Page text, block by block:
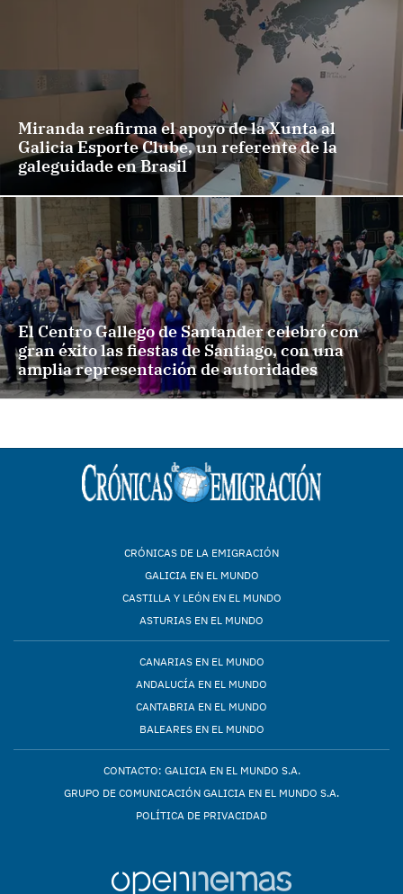
Miranda reafirma el apoyo de la Xunta al
Galicia Esporte Clube, un referente de la
galeguidade en Brasil
El Centro Gallego de Santander celebró con
gran éxito las fiestas de Santiago, con una
amplia representación de autoridades
CRÓNICAS DE LA EMIGRACIÓN
GALICIA EN EL MUNDO
CASTILLA Y LEÓN EN EL MUNDO
ASTURIAS EN EL MUNDO
CANARIAS EN EL MUNDO
ANDALUCÍA EN EL MUNDO
CANTABRIA EN EL MUNDO
BALEARES EN EL MUNDO
CONTACTO: GALICIA EN EL MUNDO S.A.
GRUPO DE COMUNICACIÓN GALICIA EN EL MUNDO S.A.
POLÍTICA DE PRIVACIDAD